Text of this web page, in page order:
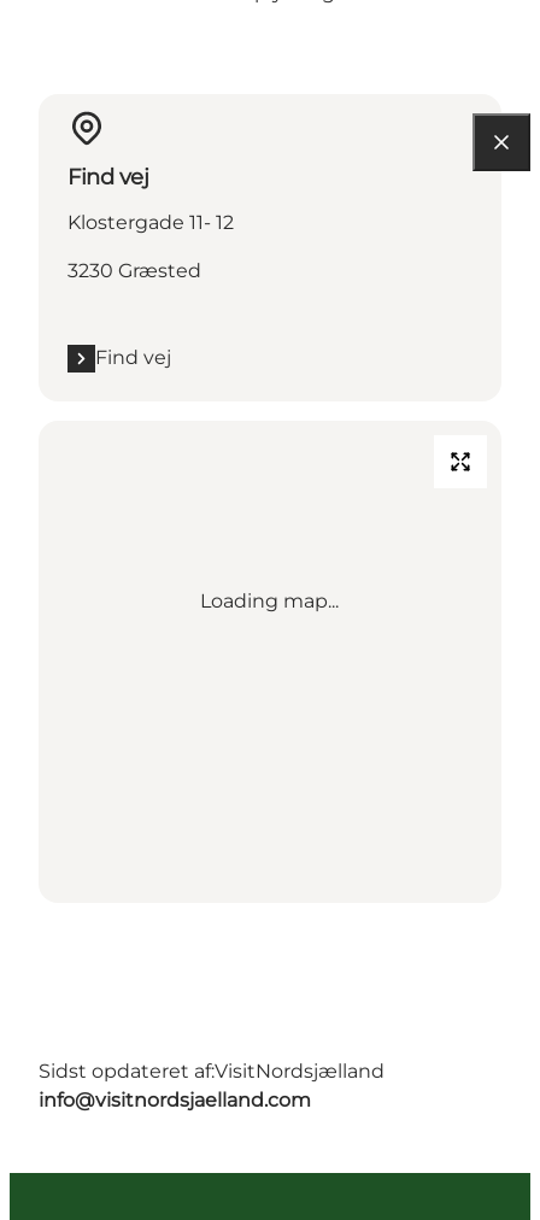
Find vej
Klostergade 11- 12
3230 Græsted
Find vej
Loading map...
Sidst opdateret af:VisitNordsjælland
info@visitnordsjaelland.com